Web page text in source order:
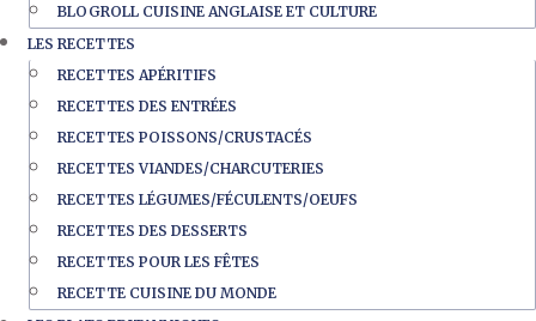
BLOGROLL CUISINE ANGLAISE ET CULTURE
LES RECETTES
RECETTES APÉRITIFS
RECETTES DES ENTRÉES
RECETTES POISSONS/CRUSTACÉS
RECETTES VIANDES/CHARCUTERIES
RECETTES LÉGUMES/FÉCULENTS/OEUFS
RECETTES DES DESSERTS
RECETTES POUR LES FÊTES
RECETTE CUISINE DU MONDE